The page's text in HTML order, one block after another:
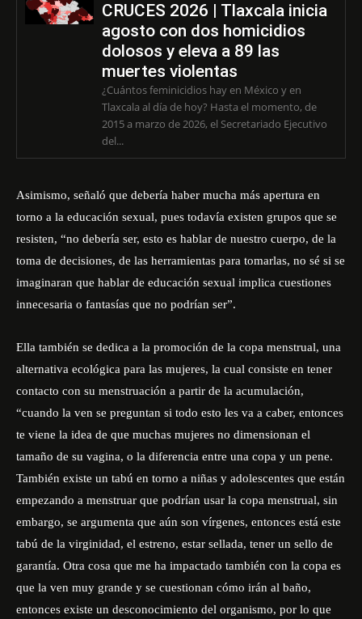
CRUCES 2026 | Tlaxcala inicia
agosto con dos homicidios
dolosos y eleva a 89 las
muertes violentas
¿Cuántos feminicidios hay en México y en
Tlaxcala al día de hoy? Hasta el momento, de
2015 a marzo de 2026, el Secretariado Ejecutivo
del...
Asimismo, señaló que debería haber mucha más apertura en
torno a la educación sexual, pues todavía existen grupos que se
resisten, “no debería ser, esto es hablar de nuestro cuerpo, de la
toma de decisiones, de las herramientas para tomarlas, no sé si se
imaginaran que hablar de educación sexual implica cuestiones
innecesaria o fantasías que no podrían ser”.
Ella también se dedica a la promoción de la copa menstrual, una
alternativa ecológica para las mujeres, la cual consiste en tener
contacto con su menstruación a partir de la acumulación,
“cuando la ven se preguntan si todo esto les va a caber, entonces
te viene la idea de que muchas mujeres no dimensionan el
tamaño de su vagina, o la diferencia entre una copa y un pene.
También existe un tabú en torno a niñas y adolescentes que están
empezando a menstruar que podrían usar la copa menstrual, sin
embargo, se argumenta que aún son vírgenes, entonces está este
tabú de la virginidad, el estreno, estar sellada, tener un sello de
garantía. Otra cosa que me ha impactado también con la copa es
que la ven muy grande y se cuestionan cómo irán al baño,
entonces existe un desconocimiento del organismo, por lo que